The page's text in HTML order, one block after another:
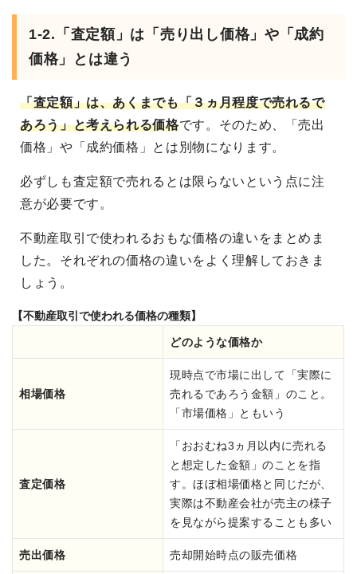
1-2.「査定額」は「売り出し価格」や「成約
価格」とは違う
「査定額」は、あくまでも「３ヵ月程度で売れるで
あろう」と考えられる価格です。そのため、「売出
価格」や「成約価格」とは別物になります。
必ずしも査定額で売れるとは限らないという点に注
意が必要です。
不動産取引で使われるおもな価格の違いをまとめま
した。それぞれの価格の違いをよく理解しておきま
しょう。
【不動産取引で使われる価格の種類】
どのような価格か
相場価格
現時点で市場に出して「実際に
売れるであろう金額」のこと。
「市場価格」ともいう
査定価格
「おおむね3ヵ月以内に売れる
と想定した金額」のことを指
す。ほぼ相場価格と同じだが、
実際は不動産会社が売主の様子
を見ながら提案することも多い
売出価格 売却開始時点の販売価格